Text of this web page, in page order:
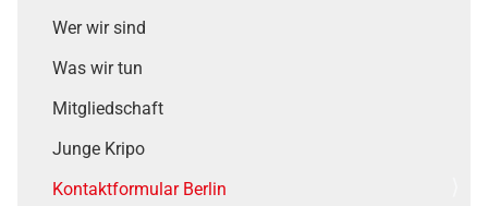
Wer wir sind
Was wir tun
Mitgliedschaft
Junge Kripo
Kontaktformular Berlin